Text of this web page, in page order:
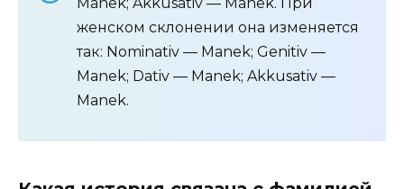
Manek; Akkusativ — Manek. При
женском склонении она изменяется
так: Nominativ — Manek; Genitiv —
Manek; Dativ — Manek; Akkusativ —
Manek.